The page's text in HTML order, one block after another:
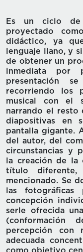
Es un ciclo de
proyectado
didáctico, ya
lenguaje llano, y
de obtener un
inmediata por
presentación
recorriendo los
musical con el
narrando el resto
diapositivas en
pantalla gigante.
del autor, del
circunstancias y
la creación de la
título
mencionado. Se
las
concepción
serle ofrecida
(conformación
percepción con
adecuada